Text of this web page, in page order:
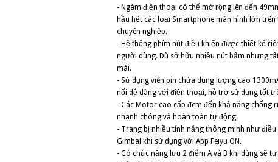
- Ngàm điện thoại có thể mở rộng lên đến
hầu hết các loại Smartphone màn hình lớn
chuyên nghiệp.
- Hệ thống phím nút điều khiển được thiết kế
người dùng. Dù sở hữu nhiều nút bấm nhưng
mái.
- Sử dụng viên pin chứa dung lượng cao
nối dễ dàng với điện thoại, hỗ trợ sử dụng tốt
- Các Motor cao cấp đem đến khả năng
nhanh chóng và hoàn toàn tự động.
- Trang bị nhiều tính năng thông minh như
Gimbal khi sử dụng với App Feiyu ON.
- Có chức năng lưu 2 điểm A và B khi dùng sẽ